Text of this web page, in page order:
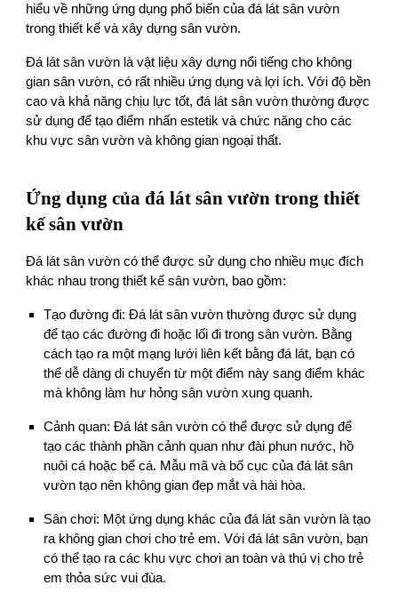
hiểu về những ứng dụng phổ biến của đá lát sân vườn
trong thiết kế và xây dựng sân vườn.
Đá lát sân vườn là vật liệu xây dựng nổi tiếng cho không
gian sân vườn, có rất nhiều ứng dụng và lợi ích. Với độ bền
cao và khả năng chịu lực tốt, đá lát sân vườn thường được
sử dụng để tạo điểm nhấn estetik và chức năng cho các
khu vực sân vườn và không gian ngoại thất.
Ứng dụng của đá lát sân vườn trong thiết
kế sân vườn
Đá lát sân vườn có thể được sử dụng cho nhiều mục đích
khác nhau trong thiết kế sân vườn, bao gồm:
Tạo đường đi: Đá lát sân vườn thường được sử dụng
để tạo các đường đi hoặc lối đi trong sân vườn. Bằng
cách tạo ra một mạng lưới liên kết bằng đá lát, bạn có
thể dễ dàng di chuyển từ một điểm này sang điểm khác
mà không làm hư hỏng sân vườn xung quanh.
Cảnh quan: Đá lát sân vườn có thể được sử dụng để
tạo các thành phần cảnh quan như đài phun nước, hồ
nuôi cá hoặc bể cá. Mẫu mã và bố cục của đá lát sân
vườn tạo nên không gian đẹp mắt và hài hòa.
Sân chơi: Một ứng dụng khác của đá lát sân vườn là tạo
ra không gian chơi cho trẻ em. Với đá lát sân vườn, bạn
có thể tạo ra các khu vực chơi an toàn và thú vị cho trẻ
em thỏa sức vui đùa.